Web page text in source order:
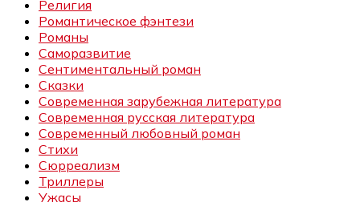
Религия
Романтическое фэнтези
Романы
Саморазвитие
Сентиментальный роман
Сказки
Современная зарубежная литература
Современная русская литература
Современный любовный роман
Стихи
Сюрреализм
Триллеры
Ужасы